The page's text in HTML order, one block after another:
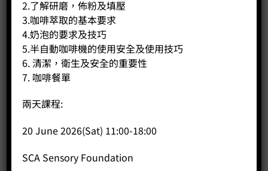
Price: HK$200.00
2.了解研磨，佈粉及填壓
3.咖啡萃取的基本要求
4.奶泡的要求及技巧
5.半自動咖啡機的使用安全及使用技巧
6. 清潔，衛生及安全的重要性
7. 咖啡餐單
兩天課程:
20 June 2026(Sat) 11:00-18:00
SCA Sensory Foundation